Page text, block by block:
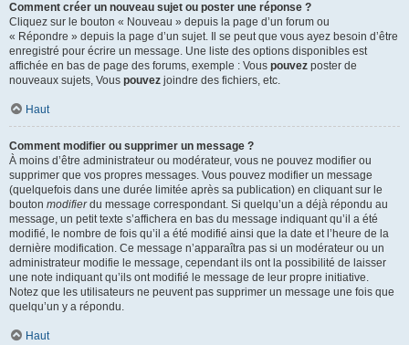
Comment créer un nouveau sujet ou poster une réponse ?
Cliquez sur le bouton « Nouveau » depuis la page d’un forum ou
« Répondre » depuis la page d’un sujet. Il se peut que vous ayez besoin d’être
enregistré pour écrire un message. Une liste des options disponibles est
affichée en bas de page des forums, exemple : Vous pouvez poster de
nouveaux sujets, Vous pouvez joindre des fichiers, etc.
Haut
Comment modifier ou supprimer un message ?
À moins d’être administrateur ou modérateur, vous ne pouvez modifier ou
supprimer que vos propres messages. Vous pouvez modifier un message
(quelquefois dans une durée limitée après sa publication) en cliquant sur le
bouton modifierdu message correspondant. Si quelqu’un a déjà répondu au
message, un petit texte s’affichera en bas du message indiquant qu’il a été
modifié, le nombre de fois qu’il a été modifié ainsi que la date et l’heure de la
dernière modification. Ce message n’apparaîtra pas si un modérateur ou un
administrateur modifie le message, cependant ils ont la possibilité de laisser
une note indiquant qu’ils ont modifié le message de leur propre initiative.
Notez que les utilisateurs ne peuvent pas supprimer un message une fois que
quelqu’un y a répondu.
Haut